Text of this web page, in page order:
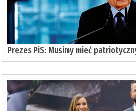
Prezes PiS: Musimy mieć